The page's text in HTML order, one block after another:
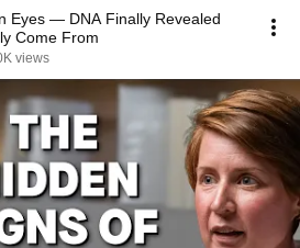
Eyes — DNA Finally Revealed
Come From
views